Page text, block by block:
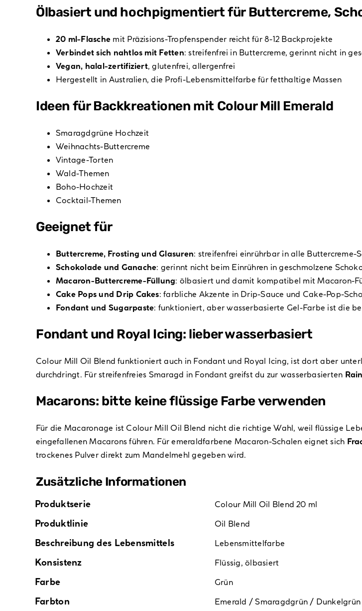
Ölbasiert und hochpigmentiert für Buttercreme,
20 ml-Flasche mit Präzisions-Tropfenspender reicht für 8-12 Backprojekte
Verbindet sich nahtlos mit Fetten: streifenfrei in Buttercreme, gerinnt nicht in
Vegan, halal-zertifiziert, glutenfrei, allergenfrei
Hergestellt in Australien, die Profi-Lebensmittelfarbe für fetthaltige Massen
Ideen für Backkreationen mit Colour Mill Emerald
Smaragdgrüne Hochzeit
Weihnachts-Buttercreme
Vintage-Torten
Wald-Themen
Boho-Hochzeit
Cocktail-Themen
Geeignet für
Buttercreme, Frosting und Glasuren: streifenfrei einrührbar in alle Buttercreme-
Schokolade und Ganache: gerinnt nicht beim Einrühren in geschmolzene
Macaron-Buttercreme-Füllung: ölbasiert und damit kompatibel mit Macaron-
Cake Pops und Drip Cakes: farbliche Akzente in Drip-Sauce und Cake-Pop-
Fondant und Sugarpaste: funktioniert, aber wasserbasierte Gel-Farbe ist die
Fondant und Royal Icing: lieber wasserbasiert
Colour Mill Oil Blend funktioniert auch in Fondant und Royal Icing, ist dort aber
durchdringt. Für streifenfreies Smaragd in Fondant greifst du zur wasserbasierten
Macarons: bitte keine flüssige Farbe verwenden
Für die Macaronage ist Colour Mill Oil Blend nicht die richtige Wahl, weil flüssige
eingefallenen Macarons führen. Für emeraldfarbene Macaron-Schalen eignet sich
trockenes Pulver direkt zum Mandelmehl gegeben wird.
Zusätzliche Informationen
Produktserie Colour Mill Oil Blend 20 ml
Produktlinie Oil Blend
Beschreibung des Lebensmittels Lebensmittelfarbe
Konsistenz Flüssig, ölbasiert
Farbe Grün
Farbton Emerald / Smaragdgrün / Dunkelgrün